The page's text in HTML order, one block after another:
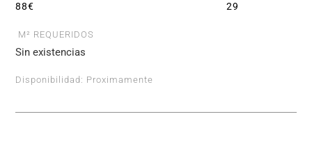
88€ 29
M² REQUERIDOS
Sin existencias
Disponibilidad: Proximamente